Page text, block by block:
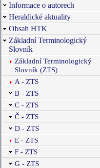
Informace o autorech
Heraldické aktuality
Obsah HTK
Základní Terminologický
Slovník
Základní Terminologický
Slovník (ZTS)
A - ZTS
B - ZTS
C - ZTS
Č - ZTS
D - ZTS
E - ZTS
F - ZTS
G - ZTS